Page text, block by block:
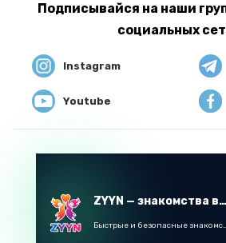
Подписывайся на наши
социальных
Instagram
Youtube
ZYYN — знакомства в Казахстане
Быстрые и